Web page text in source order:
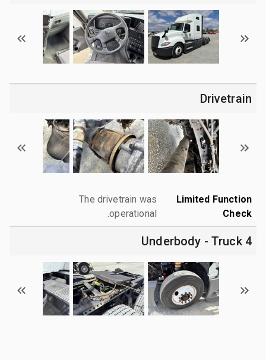
Drivetrain
Limited Function
Check
The drivetrain was
operational.
4 Underbody - Truck